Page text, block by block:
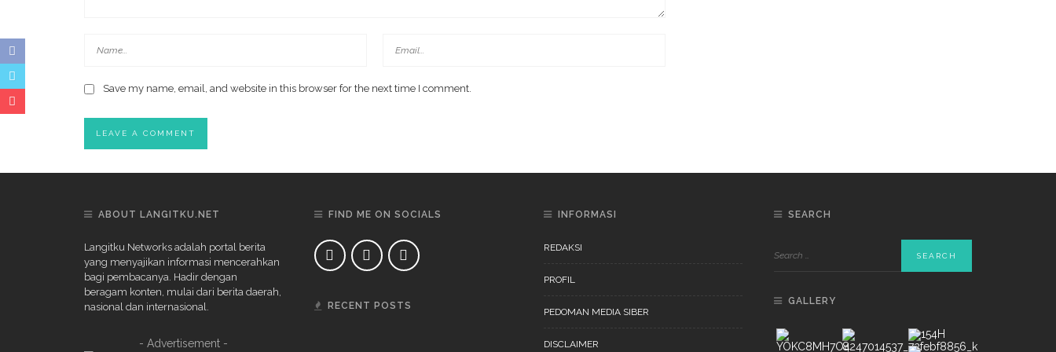
Save my name, email, and website in this browser for the next time I comment.
ABOUT LANGITKU.NET
Langitku Networks adalah portal berita
yang menyajikan informasi mencerahkan
bagi pembacanya. Hadir dengan
beragam konten, mulai dari berita daerah,
nasional dan internasional.
- Advertisement -
FIND ME ON SOCIALS
RECENT POSTS
INFORMASI
REDAKSI
PROFIL
PEDOMAN MEDIA SIBER
DISCLAIMER
SEARCH
GALLERY